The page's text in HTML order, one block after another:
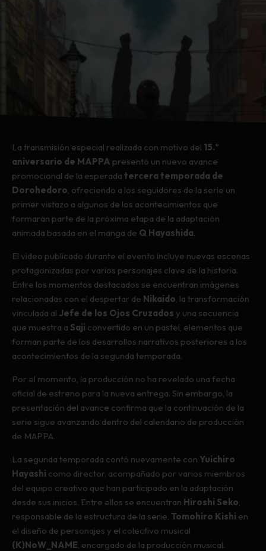
La transmisión especial realizada con motivo del 15.º
aniversario de MAPPA presentó un nuevo avance
promocional de la esperada tercera temporada de
Dorohedoro , ofreciendo a los seguidores de la serie un
primer vistazo a algunos de los acontecimientos que
formarán parte de la próxima etapa de la adaptación
animada basada en el manga de Q Hayashida.
El video publicado durante el evento incluye nuevas escenas
protagonizadas por varios personajes clave de la historia.
Entre los momentos destacados se encuentran imágenes
relacionadas con el despertar de Nikaido , la transformación
vinculada al Jefe de los Ojos Cruzados y una secuencia
que muestra a Saji convertido en un pastel, elementos que
forman parte de los desarrollos narrativos posteriores a los
acontecimientos de la segunda temporada.
Por el momento, la producción no ha revelado una fecha
oficial de estreno para la nueva entrega. Sin embargo, la
presentación del avance confirma que la continuación de la
serie sigue avanzando dentro del calendario de producción
de MAPPA.
La segunda temporada contó nuevamente con Yuichiro
Hayashi como director, acompañado por varios miembros
del equipo creativo que han participado en la adaptación
desde sus inicios. Entre ellos se encuentran Hiroshi Seko
responsable de la estructura de la serie, Tomohiro Kishi en
el diseño de personajes y el colectivo musical
(K)NoW_NAME , encargado de la producción musical.